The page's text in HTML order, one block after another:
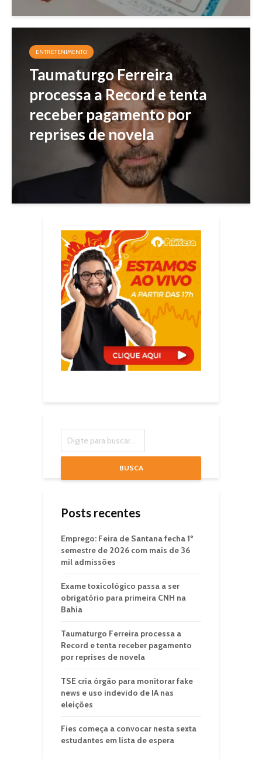
ENTRETENIMENTO
Taumaturgo Ferreira
processa a Record e tenta
receber pagamento por
reprises de novela
BUSCA
Posts recentes
Emprego: Feira de Santana fecha 1º
semestre de 2026 com mais de 36
mil admissões
Exame toxicológico passa a ser
obrigatório para primeira CNH na
Bahia
Taumaturgo Ferreira processa a
Record e tenta receber pagamento
por reprises de novela
TSE cria órgão para monitorar fake
news e uso indevido de IA nas
eleições
Fies começa a convocar nesta sexta
estudantes em lista de espera